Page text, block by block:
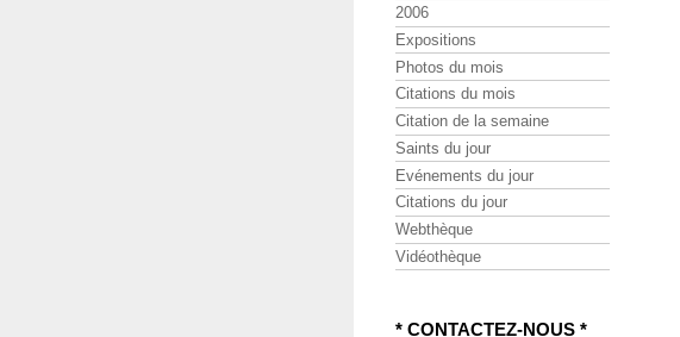
2006
Expositions
Photos du mois
Citations du mois
Citation de la semaine
Saints du jour
Evénements du jour
Citations du jour
Webthèque
Vidéothèque
* CONTACTEZ-NOUS *